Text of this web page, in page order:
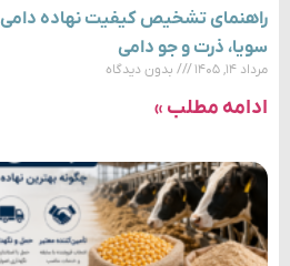
راهنمای تشخیص کیفیت نهاده دامی
سویا، ذرت و جو دامی
مرداد ۱۴, ۱۴۰۵ بدون دیدگاه
ادامه مطلب »